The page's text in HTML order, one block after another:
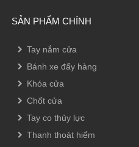
SẢN PHẨM CHÍNH
Tay nắm cửa
Bánh xe đẩy hàng
Khóa cửa
Chốt cửa
Tay co thủy lực
Thanh thoát hiểm